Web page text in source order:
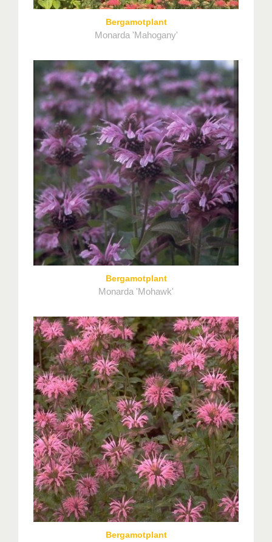
Bergamotplant
Monarda 'Mahogany'
Bergamotplant
Monarda 'Mohawk'
Bergamotplant